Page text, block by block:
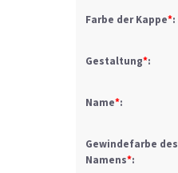
Farbe der Kappe*:
Gestaltung*:
Name*:
Gewindefarbe des
Namens*: